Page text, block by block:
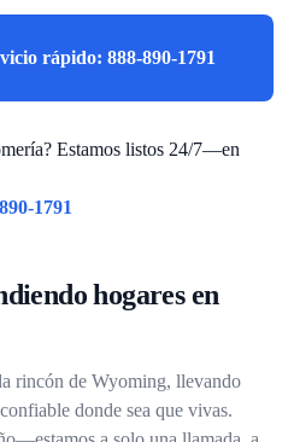
rápido: 888-890-1791
Estamos listos 24/7—en
1791
hogares en
rincón de Wyoming, llevando
donde sea que vivas.